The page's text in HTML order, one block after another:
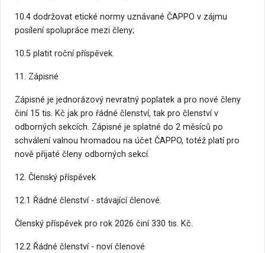
10.4 dodržovat etické normy uznávané ČAPPO v zájmu
posílení spolupráce mezi členy;
10.5 platit roční příspěvek.
11. Zápisné
Zápisné je jednorázový nevratný poplatek a pro nové členy
činí 15 tis. Kč jak pro řádné členství, tak pro členství v
odborných sekcích. Zápisné je splatné do 2 měsíců po
schválení valnou hromadou na účet ČAPPO, totéž platí pro
nově přijaté členy odborných sekcí.
12. Členský příspěvek
12.1 Řádné členství - stávající členové.
Členský příspěvek pro rok 2026 činí 330 tis. Kč.
12.2 Řádné členství - noví členové